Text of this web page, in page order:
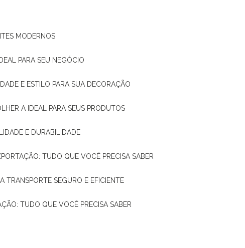
MODERNOS
PARA SEU NEGÓCIO
E ESTILO PARA SUA DECORAÇÃO
A IDEAL PARA SEUS PRODUTOS
E DURABILIDADE
TUDO QUE VOCÊ PRECISA SABER
TRANSPORTE SEGURO E EFICIENTE
TUDO QUE VOCÊ PRECISA SABER